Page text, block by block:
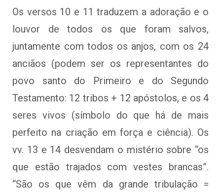
Os versos 10 e 11 traduzem a adoração e o
louvor de todos os que foram salvos,
juntamente com todos os anjos, com os 24
anciãos (podem ser os representantes do
povo santo do Primeiro e do Segundo
Testamento: 12 tribos + 12 apóstolos, e os 4
seres vivos (símbolo do que há de mais
perfeito na criação em força e ciência). Os
vv. 13 e 14 desvendam o mistério sobre “os
que estão trajados com vestes brancas”.
“São os que vêm da grande tribulação =